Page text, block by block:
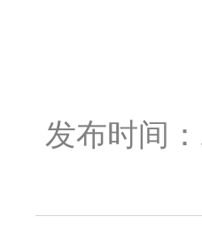
发布时间